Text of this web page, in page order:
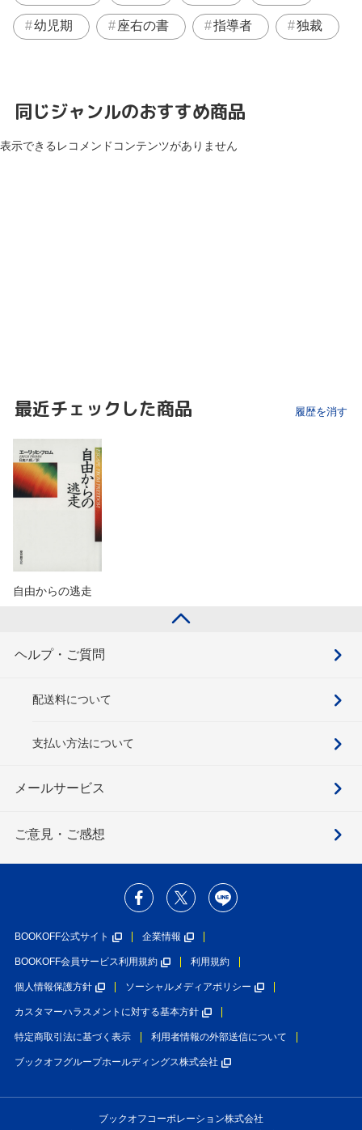
幼児期 座右の書 指導者 独裁
同じジャンルのおすすめ商品
表示できるレコメンドコンテンツがありません
最近チェックした商品 履歴を消す
自由からの逃走
ヘルプ・ご質問
配送料について
支払い方法について
メールサービス
ご意見・ご感想
BOOKOFF公式サイト 企業情報
BOOKOFF会員サービス利用規約 利用規約
個人情報保護方針 ソーシャルメディアポリシー
カスタマーハラスメントに対する基本方針
特定商取引法に基づく表示 利用者情報の外部送信について
ブックオフグループホールディングス株式会社
ブックオフコーポレーション株式会社